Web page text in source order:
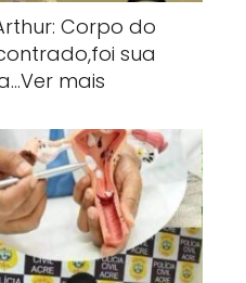
Corpo do
sua
mais